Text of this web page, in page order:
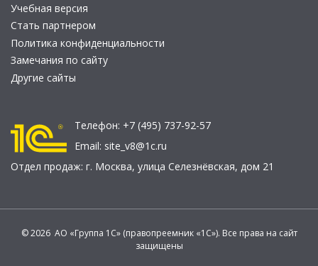
Учебная версия
Стать партнером
Политика конфиденциальности
Замечания по сайту
Другие сайты
Телефон: +7 (495) 737-92-57
Email: site_v8@1c.ru
Отдел продаж: г. Москва, улица Селезнёвская, дом 21
© 2026 АО «Группа 1С» (правопреемник «1С»). Все права на сайт
защищены